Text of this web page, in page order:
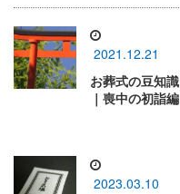
2021.12.21
お葬式の豆知識
｜喪中の初詣編
2023.03.10